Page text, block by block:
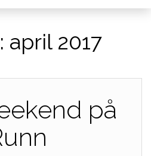
april 2017
på